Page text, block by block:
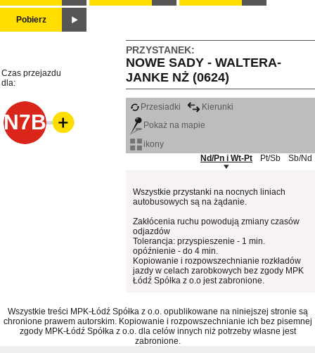
Pobierz
PRZYSTANEK:
NOWE SADY - WALTERA-
JANKE NŻ (0624)
Czas przejazdu
dla:
N7B
Przesiadki
Kierunki
Pokaż na mapie
ikony
Nd/Pn i Wt-Pt
Pt/Sb Sb/Nd
Wszystkie przystanki na nocnych liniach
autobusowych są na żądanie.
Zakłócenia ruchu powodują zmiany czasów
odjazdów
Tolerancja: przyspieszenie - 1 min.
opóźnienie - do 4 min.
Kopiowanie i rozpowszechnianie rozkładów
jazdy w celach zarobkowych bez zgody MPK
Łódź Spółka z o.o jest zabronione.
Wszystkie treści MPK-Łódź Spółka z o.o. opublikowane na niniejszej stronie są
chronione prawem autorskim. Kopiowanie i rozpowszechnianie ich bez pisemnej
zgody MPK-Łódź Spółka z o.o. dla celów innych niż potrzeby własne jest
zabronione.